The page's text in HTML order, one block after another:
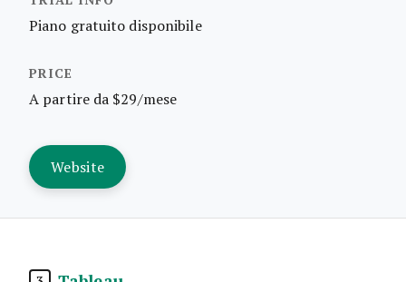
Piano gratuito disponibile
A partire da $29/mese
Website